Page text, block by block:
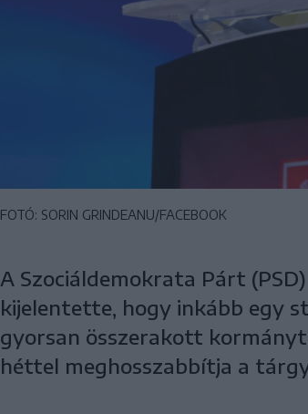
FOTÓ: SORIN GRINDEANU/FACEBOOK
A Szociáldemokrata Párt
kijelentette, hogy inkább egy
gyorsan összerakott
héttel meghosszabbítja a